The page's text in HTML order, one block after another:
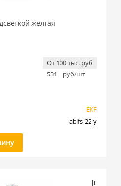
желтая
От 100 тыс. руб
531
руб/шт
EKF
ablfs-22-y